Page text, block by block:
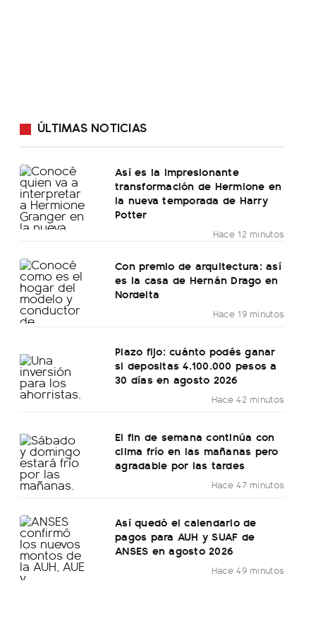
ÚLTIMAS NOTICIAS
Así es la impresionante
transformación de Hermione en
la nueva temporada de Harry
Potter
Hace 12 minutos
Con premio de arquitectura: así
es la casa de Hernán Drago en
Nordelta
Hace 19 minutos
Plazo fijo: cuánto podés ganar
si depositas 4.100.000 pesos a
30 días en agosto 2026
Hace 42 minutos
El fin de semana continúa con
clima frío en las mañanas pero
agradable por las tardes
Hace 47 minutos
Así quedó el calendario de
pagos para AUH y SUAF de
ANSES en agosto 2026
Hace 49 minutos